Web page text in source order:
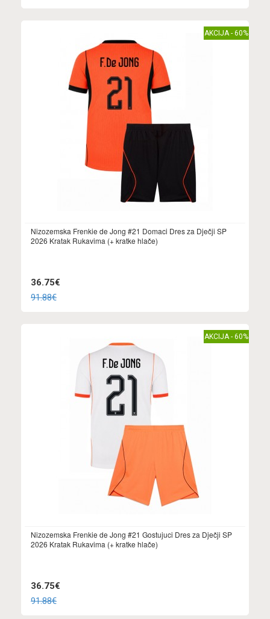
AKCIJA - 60%
Nizozemska Frenkie de Jong #21 Domaci Dres za Dječji SP
2026 Kratak Rukavima (+ kratke hlače)
36.75€
91.88€
AKCIJA - 60%
Nizozemska Frenkie de Jong #21 Gostujuci Dres za Dječji SP
2026 Kratak Rukavima (+ kratke hlače)
36.75€
91.88€